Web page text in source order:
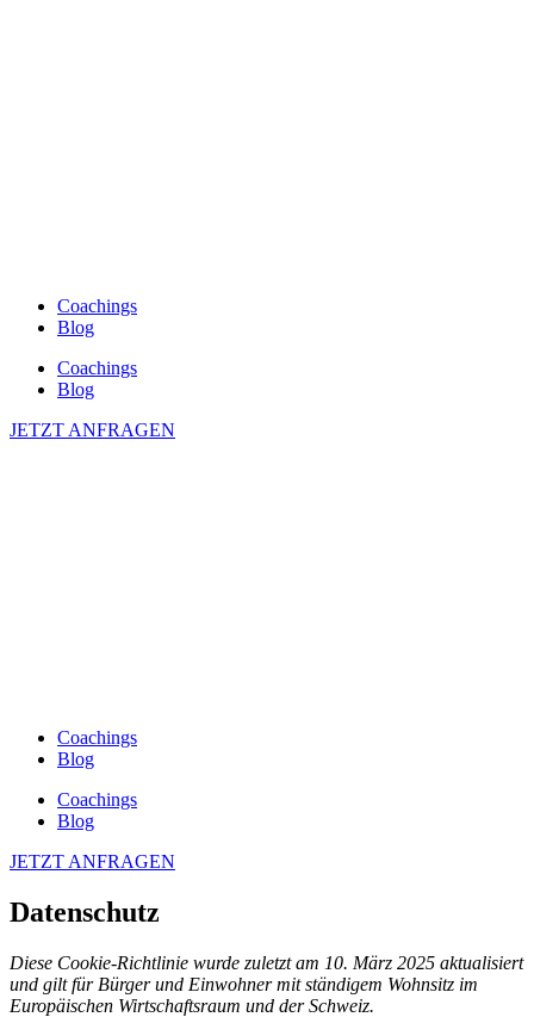
Coachings
Blog
Coachings
Blog
JETZT ANFRAGEN
Coachings
Blog
Coachings
Blog
JETZT ANFRAGEN
Datenschutz
Diese Cookie-Richtlinie wurde zuletzt am 10. März 2025 aktualisiert
und gilt für Bürger und Einwohner mit ständigem Wohnsitz im
Europäischen Wirtschaftsraum und der Schweiz.